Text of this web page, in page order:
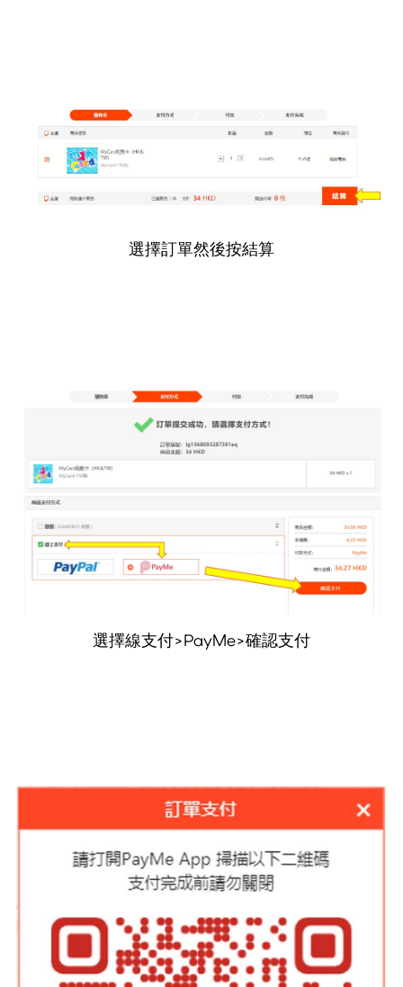
選擇訂單然後按結算
選擇線支付>PayMe>確認支付